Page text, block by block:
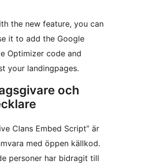
the new feature, you can
it to add the Google
Optimizer code and
your landingpages.
och
Clans Embed Script” är
med öppen källkod.
personer har bidragit till